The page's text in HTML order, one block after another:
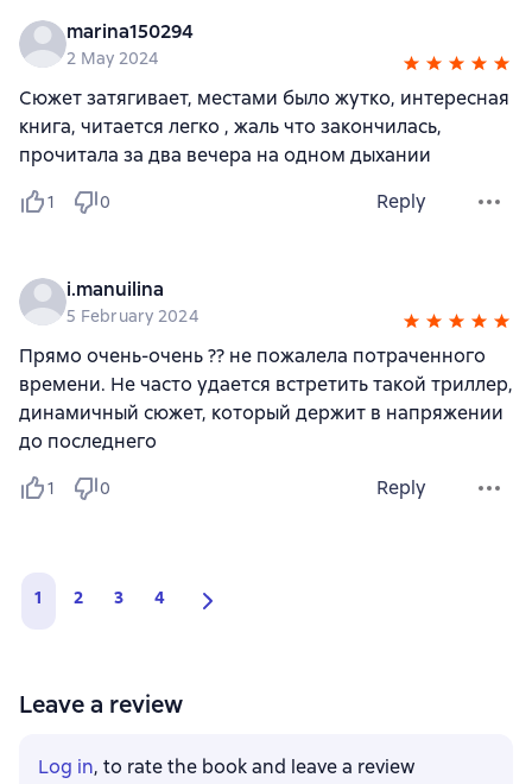
marina150294
2 May 2024
Сюжет затягивает, местами было жутко, интересная
книга, читается легко , жаль что закончилась,
прочитала за два вечера на одном дыхании
1 0 Reply
i.manuilina
5 February 2024
Прямо очень-очень ?? не пожалела потраченного
времени. Не часто удается встретить такой триллер,
динамичный сюжет, который держит в напряжении
до последнего
1 0 Reply
1 2 3 4
Leave a review
Log in, to rate the book and leave a review